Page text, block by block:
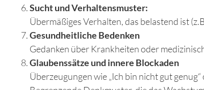
Sucht und Verhaltensmuster:
Übermäßiges Verhalten, das belastend ist
Gesundheitliche Bedenken
Gedanken über Krankheiten oder
Glaubenssätze und innere Blockaden
Überzeugungen wie „Ich bin nicht gut genug“